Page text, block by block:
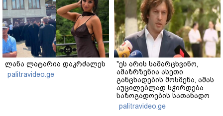
ლანა ლატარია დაკრძალეს
palitravideo.ge
"ეს არის სამარცხვინო,
ამაზრზენია ასეთი
განცხადების მოსმენა, ამას
აუცილებლად სჭირდება
საზოგადოების სათანადო
რეაქცია" - ირაკლი
კობახიძე
palitravideo.ge